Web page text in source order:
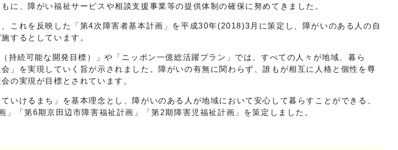
に、障がい福祉サービスや相談支援事業等の提供体制の確保に努めてきました。
これを反映した「第4次障害者基本計画」を平成30年(2018)3月に策定し、障がいのある人の自
するとしています。
続可能な開発目標）」や「ニッポン一億総活躍プラン」では、すべての人々が地域、暮ら
」を実現していく旨が示されました。障がいの有無に関わらず、誰もが相互に人格と個性を尊
の実現が目標とされています。
けるまち」を基本理念とし、障がいのある人が地域において安心して暮らすことができる、
「第6期京田辺市障害福祉計画」「第2期障害児福祉計画」を策定しました。